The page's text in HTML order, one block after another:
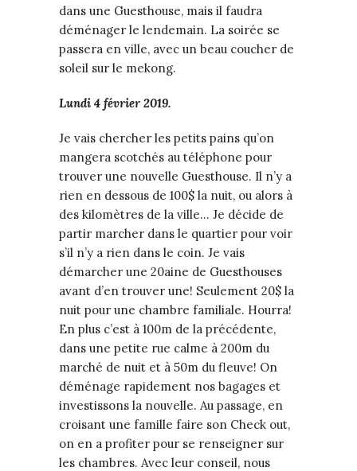
dans une Guesthouse, mais il faudra
déménager le lendemain. La soirée se
passera en ville, avec un beau coucher de
soleil sur le mekong.
Lundi 4 février 2019.
Je vais chercher les petits pains qu’on
mangera scotchés au téléphone pour
trouver une nouvelle Guesthouse. Il n’y a
rien en dessous de 100$ la nuit, ou alors à
des kilomètres de la ville… Je décide de
partir marcher dans le quartier pour voir
s’il n’y a rien dans le coin. Je vais
démarcher une 20aine de Guesthouses
avant d’en trouver une! Seulement 20$ la
nuit pour une chambre familiale. Hourra!
En plus c’est à 100m de la précédente,
dans une petite rue calme à 200m du
marché de nuit et à 50m du fleuve! On
déménage rapidement nos bagages et
investissons la nouvelle. Au passage, en
croisant une famille faire son Check out,
on en a profiter pour se renseigner sur
les chambres. Avec leur conseil, nous